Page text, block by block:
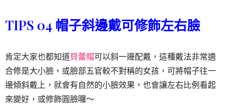
TIPS 04 帽子斜邊戴可修飾左右臉
肯定大家也都知道貝蕾帽可以斜一邊配戴，這種戴法非常適
合修是大小臉，或臉部五官較不對稱的女孩，可將帽子往一
邊傾斜戴上，就會有自然的小臉效果，也會讓左右比例看起
來變好，或修飾圓臉囉～